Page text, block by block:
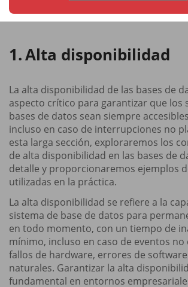
Alta disponibilidad
La alta disponibilidad de las bases de
aspecto crítico para garantizar que los
bases de datos sean siempre
incluso en caso de interrupciones no
esta larga sección, exploraremos los
de alta disponibilidad en las bases de
detalle y proporcionaremos ejemplos
utilizadas en la práctica.
La alta disponibilidad se refiere a la
sistema de base de datos para
en todo momento, con un tiempo de
mínimo, incluso en caso de eventos no
fallos de hardware, errores de
naturales. Garantizar la alta
fundamental en entornos